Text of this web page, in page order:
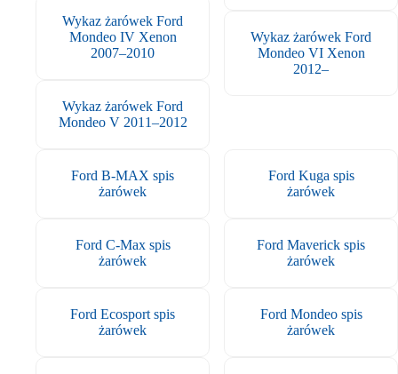
Wykaz żarówek Ford
Mondeo IV Xenon
2007–2010
Wykaz żarówek Ford
Mondeo V 2011–2012
Wykaz żarówek Ford
Mondeo VI Xenon
2012–
Ford B-MAX spis
żarówek
Ford C-Max spis
żarówek
Ford Ecosport spis
żarówek
Ford Kuga spis
żarówek
Ford Maverick spis
żarówek
Ford Mondeo spis
żarówek